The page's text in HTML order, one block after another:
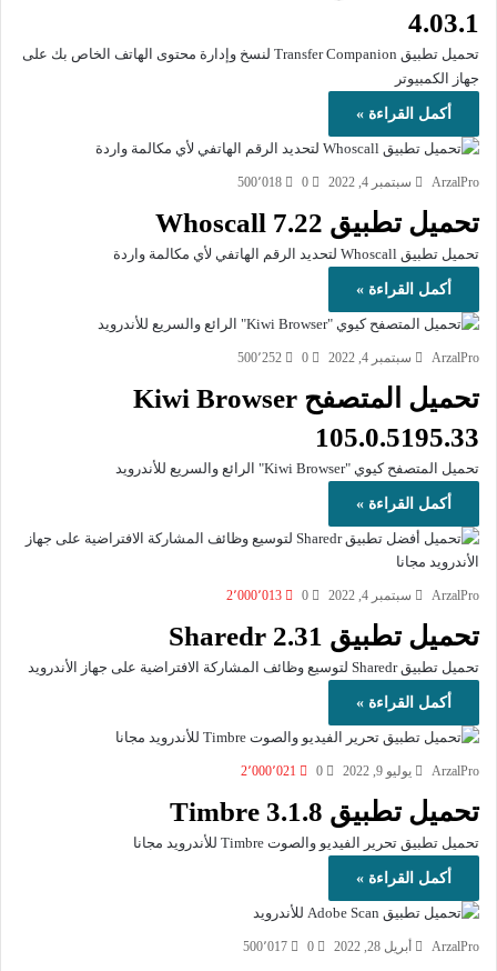
4.03.1
تحميل تطبيق Transfer Companion لنسخ وإدارة محتوى الهاتف الخاص بك على
جهاز الكمبيوتر
أكمل القراءة »
ArzalPro سبتمبر 4, 2022 0 500٬018
تحميل تطبيق Whoscall 7.22
تحميل تطبيق Whoscall لتحديد الرقم الهاتفي لأي مكالمة واردة
أكمل القراءة »
ArzalPro سبتمبر 4, 2022 0 500٬252
تحميل المتصفح Kiwi Browser
105.0.5195.33
تحميل المتصفح كيوي "Kiwi Browser" الرائع والسريع للأندرويد
أكمل القراءة »
ArzalPro سبتمبر 4, 2022 0 2٬000٬013
تحميل تطبيق Sharedr 2.31
تحميل تطبيق Sharedr لتوسيع وظائف المشاركة الافتراضية على جهاز الأندرويد
أكمل القراءة »
ArzalPro يوليو 9, 2022 0 2٬000٬021
تحميل تطبيق Timbre 3.1.8
تحميل تطبيق تحرير الفيديو والصوت Timbre للأندرويد مجانا
أكمل القراءة »
ArzalPro أبريل 28, 2022 0 500٬017